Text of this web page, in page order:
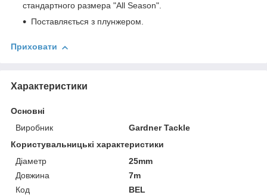
стандартного размера "All Season".
Поставляється з плунжером.
Приховати
Характеристики
Основні
Виробник
Gardner Tackle
Користувальницькі характеристики
Діаметр
25mm
Довжина
7m
Код
BEL